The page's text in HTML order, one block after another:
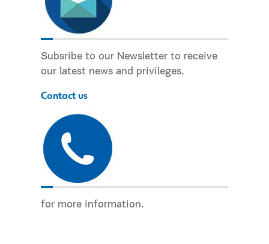
Subsribe to our Newsletter to receive
our latest news and privileges.
Contact us
for more information.